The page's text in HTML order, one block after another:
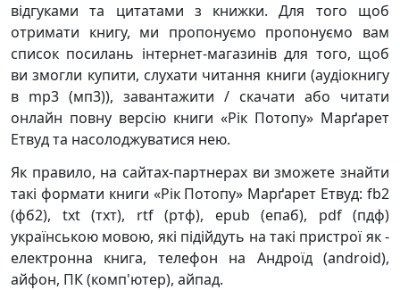
відгуками та цитатами з книжки. Для того щоб
отримати книгу, ми пропонуємо пропонуємо вам
список посилань інтернет-магазинів для того, щоб
ви змогли купити, слухати читання книги (аудіокнигу
в mp3 (мп3)), завантажити / скачати або читати
онлайн повну версію книги «Рік Потопу» Марґарет
Етвуд та насолоджуватися нею.
Як правило, на сайтах-партнерах ви зможете знайти
такі формати книги «Рік Потопу» Марґарет Етвуд: fb2
(фб2), txt (тхт), rtf (ртф), epub (епаб), pdf (пдф)
українською мовою, які підійдуть на такі пристрої як -
електронна книга, телефон на Андроїд (android),
айфон, ПК (комп'ютер), айпад.